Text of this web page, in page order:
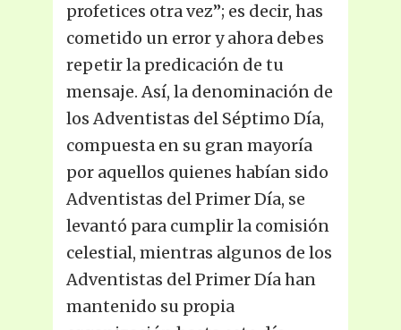
profetices otra vez”; es decir, has
cometido un error y ahora debes
repetir la predicación de tu
mensaje. Así, la denominación de
los Adventistas del Séptimo Día,
compuesta en su gran mayoría
por aquellos quienes habían sido
Adventistas del Primer Día, se
levantó para cumplir la comisión
celestial, mientras algunos de los
Adventistas del Primer Día han
mantenido su propia